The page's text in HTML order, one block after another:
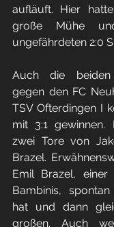
aufläuft. Hier
große Mühe
ungefährdeten 2:0
Auch die beiden
gegen den FC
TSV Ofterdingen I
mit 3:1 gewinnen.
zwei Tore von
Brazel.
Emil Brazel, einer
Bambinis,
hat und dann
großen. Auch